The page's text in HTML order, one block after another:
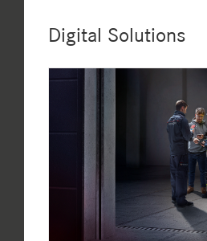
Digital Solutions